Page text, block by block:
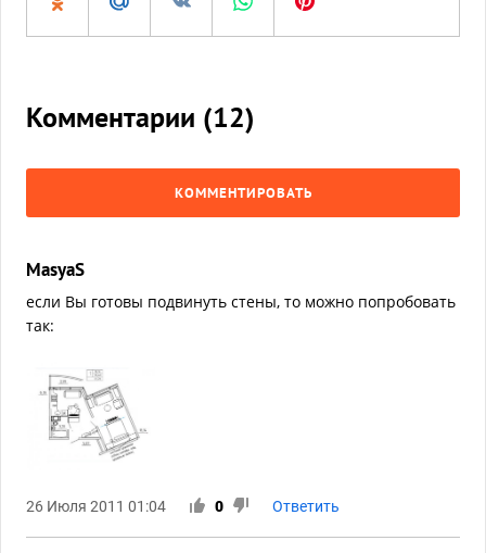
Комментарии (12)
КОММЕНТИРОВАТЬ
MasyaS
если Вы готовы подвинуть стены, то можно попробовать
так:
26 Июля 2011 01:04 0 Ответить